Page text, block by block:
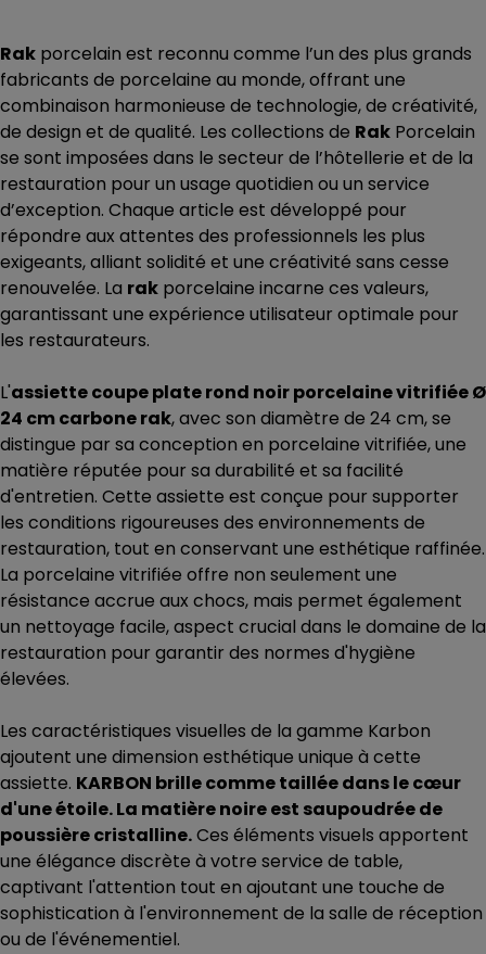
Rak porcelain est reconnu comme l’un des plus grands
fabricants de porcelaine au monde, offrant une
combinaison harmonieuse de technologie, de créativité,
de design et de qualité. Les collections de Rak Porcelain
se sont imposées dans le secteur de l’hôtellerie et de la
restauration pour un usage quotidien ou un service
d’exception. Chaque article est développé pour
répondre aux attentes des professionnels les plus
exigeants, alliant solidité et une créativité sans cesse
renouvelée. La rak porcelaine incarne ces valeurs,
garantissant une expérience utilisateur optimale pour
les restaurateurs.
L'assiette coupe plate rond noir porcelaine vitrifiée Ø
24 cm carbone rak, avec son diamètre de 24 cm, se
distingue par sa conception en porcelaine vitrifiée, une
matière réputée pour sa durabilité et sa facilité
d'entretien. Cette assiette est conçue pour supporter
les conditions rigoureuses des environnements de
restauration, tout en conservant une esthétique raffinée.
La porcelaine vitrifiée offre non seulement une
résistance accrue aux chocs, mais permet également
un nettoyage facile, aspect crucial dans le domaine de la
restauration pour garantir des normes d'hygiène
élevées.
Les caractéristiques visuelles de la gamme Karbon
ajoutent une dimension esthétique unique à cette
assiette. KARBON brille comme taillée dans le cœur
d'une étoile. La matière noire est saupoudrée de
poussière cristalline.Ces éléments visuels apportent
une élégance discrète à votre service de table,
captivant l'attention tout en ajoutant une touche de
sophistication à l'environnement de la salle de réception
ou de l'événementiel.